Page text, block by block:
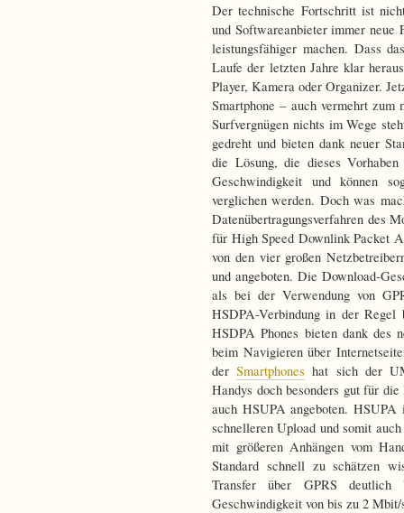
Der technische Fortschritt ist
und Softwareanbieter immer neue
leistungsfähiger machen. Dass
Laufe der letzten Jahre klar
Player, Kamera oder Organizer.
Smartphone – auch vermehrt
Surfvergnügen nichts im Wege
gedreht und bieten dank neuer
die Lösung, die dieses
Geschwindigkeit und können
verglichen werden. Doch was
Datenübertragungsverfahren des
für High Speed Downlink Packet
von den vier großen
und angeboten. Die Download-
als bei der Verwendung von
HSDPA-Verbindung in der
HSDPA Phones bieten dank des
beim Navigieren über
derSmartphones hat sich der
Handys doch besonders gut für
auch HSUPA angeboten.
schnelleren Upload und somit
mit größeren Anhängen vom
Standard schnell zu schätzen
Transfer über GPRS
Geschwindigkeit von bis zu 2 Mbit/